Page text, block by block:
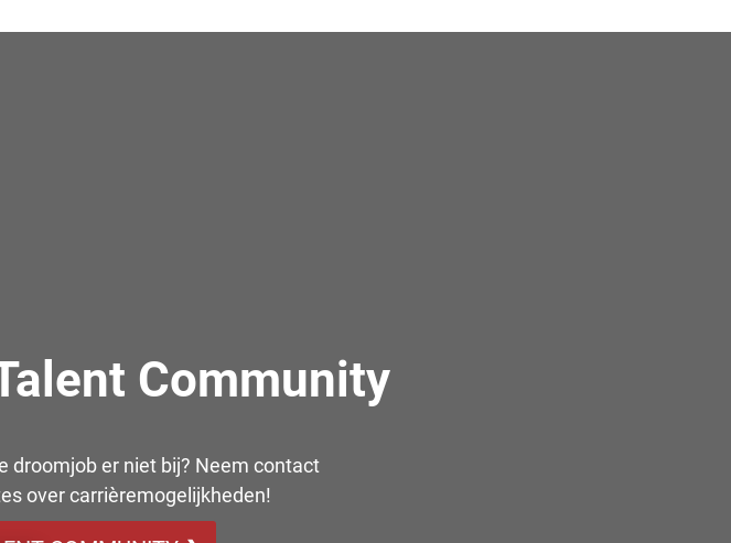
Community
droomjob er niet bij? Neem contact
over carrièremogelijkheden!